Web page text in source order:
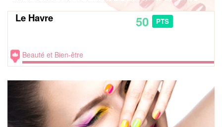
Le Havre 50 PTS
Beauté et Bien-être